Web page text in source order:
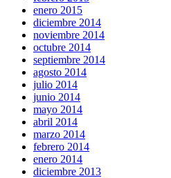
enero 2015
diciembre 2014
noviembre 2014
octubre 2014
septiembre 2014
agosto 2014
julio 2014
junio 2014
mayo 2014
abril 2014
marzo 2014
febrero 2014
enero 2014
diciembre 2013